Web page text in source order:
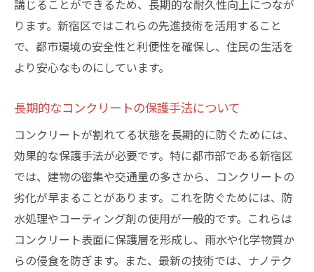
講じることができるため、長期的な耐久性向上につなが
ります。新宿区ではこれらの先進技術を活用すること
で、都市環境の安全性と利便性を確保し、住民の生活を
より安心なものにしています。
長期的なコンクリートの保護手法について
コンクリートが割れてる状態を長期的に防ぐためには、
効果的な保護手法が必要です。特に都市部である新宿区
では、建物の密集や交通量の多さから、コンクリートの
劣化が早まることがあります。これを防ぐためには、防
水処理やコーティング剤の使用が一般的です。これらは
コンクリート表面に保護層を形成し、雨水や化学物質か
らの侵食を防ぎます。また、最新の技術では、ナノテク